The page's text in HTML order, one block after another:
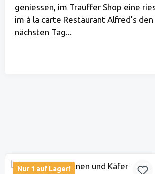
geniessen, im Trauffer Shop eine
im à la carte Restaurant Alfred’s
nächsten Tag...
Nur 1 auf Lager!